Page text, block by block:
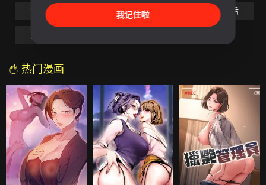
第45話 第48話
热门漫画
我记住啦